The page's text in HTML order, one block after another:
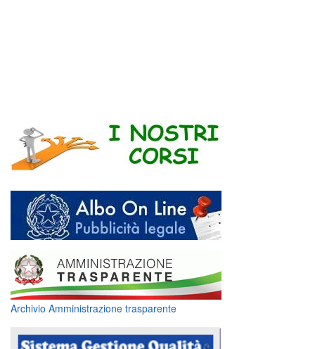
Archivio Amministrazione trasparente